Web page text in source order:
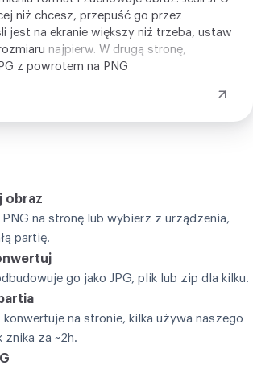
niż chcesz, przepuść go przez
jest na ekranie większy niż trzeba, ustaw
najpierw. W drugą stronę,
z powrotem na PNG
obraz
na stronę lub wybierz z urządzenia,
partię.
go jako JPG, plik lub zip dla kilku.
konwertuje na stronie, kilka używa naszego
znika za ~2h.